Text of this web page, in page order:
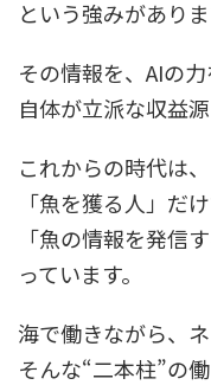
という強みがありま
その情報を、AIの
自体が立派な収益源
これからの時代は、
「魚を獲る人」だけ
「魚の情報を発信
っています。
海で働きながら、
そんな“二本柱”の